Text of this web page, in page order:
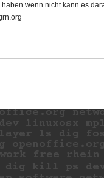
wenn nicht kann es